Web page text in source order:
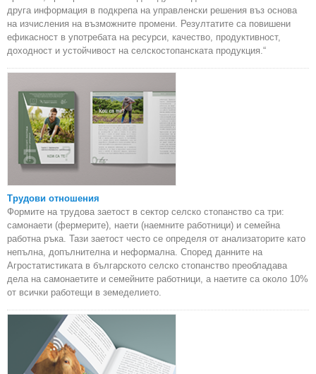
друга информация в подкрепа на управленски решения въз основа
на изчисления на възможните промени. Резултатите са повишени
ефикасност в употребата на ресурси, качество, продуктивност,
доходност и устойчивост на селскостопанската продукция.“
Трудови отношения
Формите на трудова заетост в сектор селско стопанство са три:
самонаети (фермерите), наети (наемните работници) и семейна
работна ръка. Тази заетост често се определя от анализаторите като
непълна, допълнителна и неформална. Според данните на
Агростатистиката в българското селско стопанство преобладава
дела на самонаетите и семейните работници, а наетите са около 10%
от всички работещи в земеделието.